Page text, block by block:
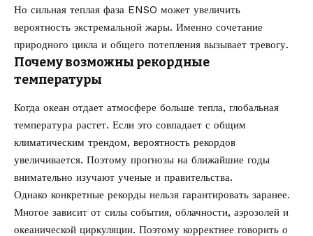
Но сильная теплая фаза ENSO может увеличить
вероятность экстремальной жары. Именно сочетание
природного цикла и общего потепления вызывает тревогу.
Почему возможны рекордные
температуры
Когда океан отдает атмосфере больше тепла, глобальная
температура растет. Если это совпадает с общим
климатическим трендом, вероятность рекордов
увеличивается. Поэтому прогнозы на ближайшие годы
внимательно изучают ученые и правительства.
Однако конкретные рекорды нельзя гарантировать заранее.
Многое зависит от силы события, облачности, аэрозолей и
океанической циркуляции. Поэтому корректнее говорить о